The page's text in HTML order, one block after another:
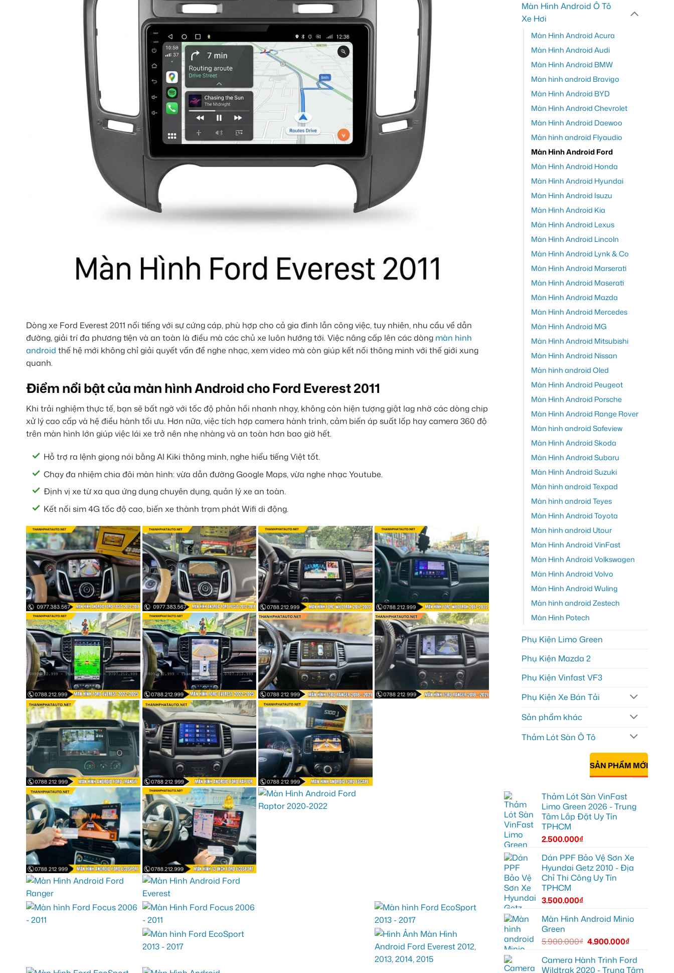
Dòng xe Ford Everest 2011 nổi tiếng với sự cứng cáp, phù hợp cho cả gia đình lẫn công việc, tuy nhiên, nhu cầu về dẫn
đường, giải trí đa phương tiện và an toàn là điều mà các chủ xe luôn hướng tới. Việc nâng cấp lên các dòng màn hình
android thế hệ mới không chỉ giải quyết vấn đề nghe nhạc, xem video mà còn giúp kết nối thông minh với thế giới xung
quanh.
Điểm nổi bật của màn hình Android cho Ford Everest 2011
Khi trải nghiệm thực tế, bạn sẽ bất ngờ với tốc độ phản hồi nhanh nhạy, không còn hiện tượng giật lag nhờ các dòng chip
xử lý cao cấp và hệ điều hành tối ưu. Hơn nữa, việc tích hợp camera hành trình, cảm biến áp suất lốp hay camera 360 độ
trên màn hình lớn giúp việc lái xe trở nên nhẹ nhàng và an toàn hơn bao giờ hết.
Hỗ trợ ra lệnh giọng nói bằng AI Kiki thông minh, nghe hiểu tiếng Việt tốt.
Chạy đa nhiệm chia đôi màn hình: vừa dẫn đường Google Maps, vừa nghe nhạc Youtube.
Định vị xe từ xa qua ứng dụng chuyên dụng, quản lý xe an toàn.
Kết nối sim 4G tốc độ cao, biến xe thành trạm phát Wifi di động.
Màn Hình Android Ô Tô
Xe Hơi
Màn Hình Android Acura
Màn Hình Android Audi
Màn Hình Android BMW
Màn hình android Bravigo
Màn Hình Android BYD
Màn Hình Android Chevrolet
Màn Hình Android Daewoo
Màn hình android Flyaudio
Màn Hình Android Ford
Màn Hình Android Honda
Màn Hình Android Hyundai
Màn Hình Android Isuzu
Màn Hình Android Kia
Màn Hình Android Lexus
Màn Hình Android Lincoln
Màn Hình Android Lynk & Co
Màn Hình Android Marserati
Màn Hình Android Maserati
Màn Hình Android Mazda
Màn Hình Android Mercedes
Màn Hình Android MG
Màn Hình Android Mitsubishi
Màn Hình Android Nissan
Màn hình android Oled
Màn Hình Android Peugeot
Màn Hình Android Porsche
Màn Hình Android Range Rover
Màn hình android Safeview
Màn Hình Android Skoda
Màn Hình Android Subaru
Màn Hình Android Suzuki
Màn hình android Texpad
Màn hình android Teyes
Màn Hình Android Toyota
Màn hình android Utour
Màn Hình Android VinFast
Màn Hình Android Volkswagen
Màn Hình Android Volvo
Màn Hình Android Wuling
Màn hình android Zestech
Màn Hình Potech
Phụ Kiện Limo Green
Phụ Kiện Mazda 2
Phụ Kiện Vinfast VF3
Phụ Kiện Xe Bán Tải
Sản phẩm khác
Thảm Lót Sàn Ô Tô
SẢN PHẨM MỚI
Thảm Lót Sàn VinFast
Limo Green 2026 - Trung
Tâm Lắp Đặt Uy Tín
TPHCM
2.500.000₫
Dán PPF Bảo Vệ Sơn Xe
Hyundai Getz 2010 - Địa
Chỉ Thi Công Uy Tín
TPHCM
3.500.000₫
Màn Hình Android Minio
Green
5.900.000₫ 4.900.000₫
Camera Hành Trình Ford
Wildtrak 2020 - Trung Tâm